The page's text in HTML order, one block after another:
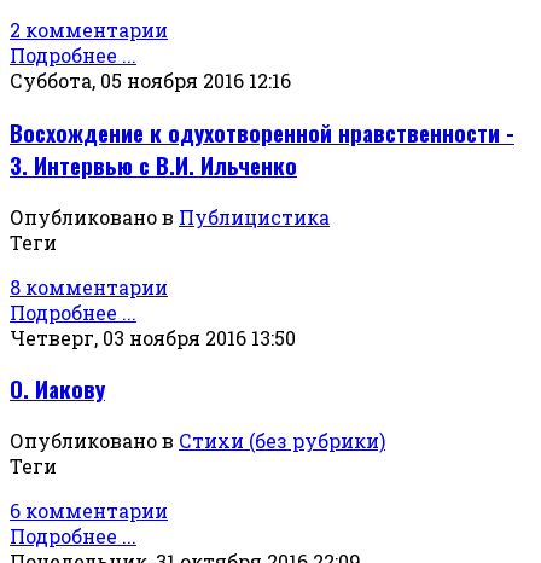
2 комментарии
Подробнее ...
Суббота, 05 ноября 2016 12:16
Восхождение к одухотворенной нравственности -
3. Интервью с В.И. Ильченко
Опубликовано в Публицистика
Теги
8 комментарии
Подробнее ...
Четверг, 03 ноября 2016 13:50
О. Иакову
Опубликовано в Стихи (без рубрики)
Теги
6 комментарии
Подробнее ...